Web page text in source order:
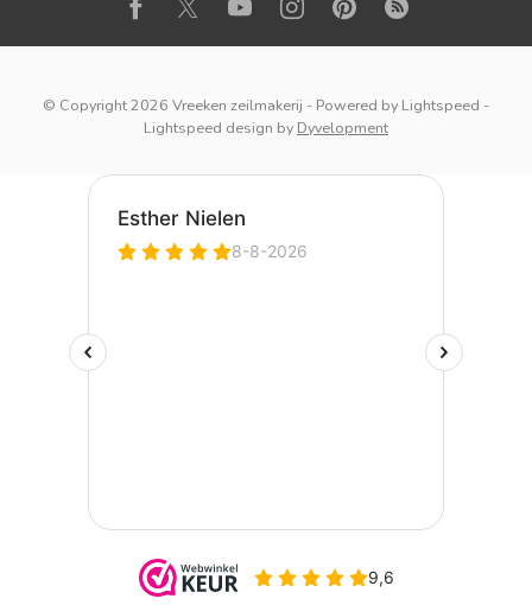
© Copyright 2026 Vreeken zeilmakerij - Powered by Lightspeed -
Lightspeed design by Dyvelopment